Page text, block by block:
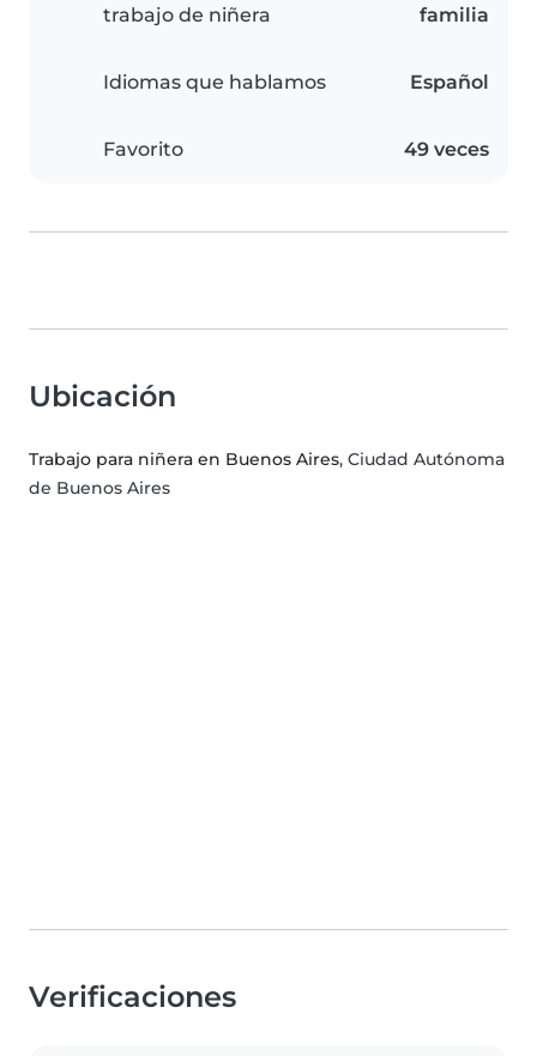
trabajo de niñera
familia
Idiomas que hablamos Español
Favorito 49 veces
Ubicación
Trabajo para niñera en Buenos Aires, Ciudad Autónoma
de Buenos Aires
Verificaciones